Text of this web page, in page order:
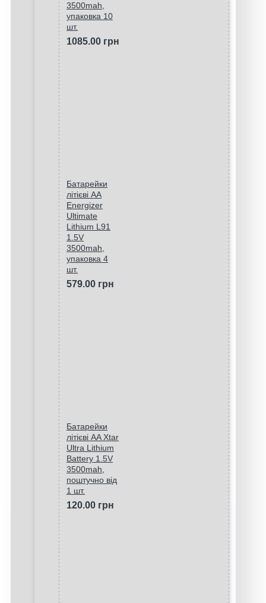
3500mah,
упаковка 10
шт.
1085.00 грн
Батарейки
літієві AA
Energizer
Ultimate
Lithium L91
1.5V
3500mah,
упаковка 4
шт.
579.00 грн
Батарейки
літієві AA Xtar
Ultra Lithium
Battery 1.5V
3500mah,
поштучно від
1 шт.
120.00 грн